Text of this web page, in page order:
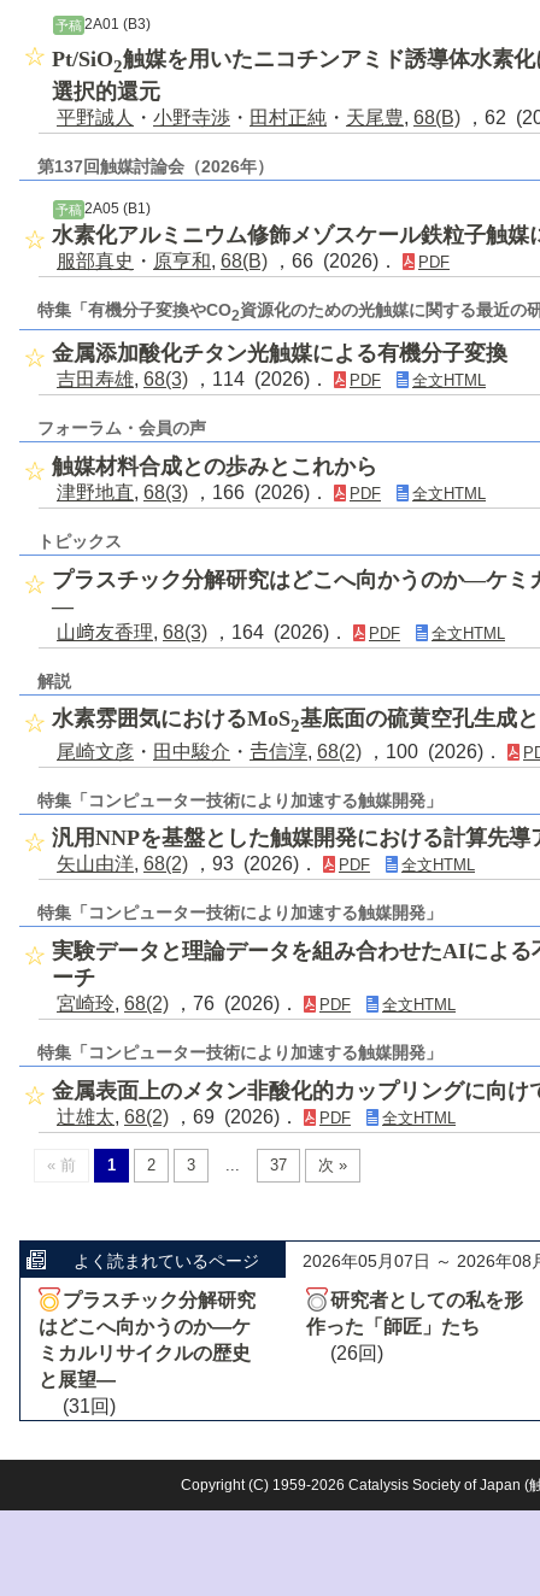
予稿 2A01 (B3)
Pt/SiO2触媒を用いたニコチンアミド誘導体水素
選択的還元
平野誠人 ・ 小野寺渉 ・ 田村正純 ・ 天尾豊, 68(B) ，62
第137回触媒討論会（2026年）
予稿2A05 (B1)
水素化アルミニウム修飾メゾスケール鉄粒子触媒
服部真史 ・ 原亨和, 68(B) ，66 (2026)． PDF
特集「有機分子変換やCO2資源化のための光触媒に関する最近の
金属添加酸化チタン光触媒による有機分子変換
吉田寿雄, 68(3) ，114 (2026)． PDF 全文HTML
フォーラム・会員の声
触媒材料合成との歩みとこれから
津野地直, 68(3) ，166 (2026)． PDF 全文HTML
トピックス
プラスチック分解研究はどこへ向かうのか―ケミ
―
山﨑友香理, 68(3) ，164 (2026)． PDF 全文HTML
解説
水素雰囲気におけるMoS2基底面の硫黄空孔生成
尾崎文彦 ・ 田中駿介 ・ 𠮷信淳, 68(2) ，100 (2026)．
特集「コンピューター技術により加速する触媒開発」
汎用NNPを基盤とした触媒開発における計算先導
矢山由洋, 68(2) ，93 (2026)． PDF 全文HTML
特集「コンピューター技術により加速する触媒開発」
実験データと理論データを組み合わせたAIによ
ーチ
宮崎玲, 68(2) ，76 (2026)． PDF 全文HTML
特集「コンピューター技術により加速する触媒開発」
金属表面上のメタン非酸化的カップリングに向け
辻雄太, 68(2) ，69 (2026)． PDF 全文HTML
« 前 1 2 3 37 次 »
よく読まれているページ 2026年05月07日 ～ 2026年08
プラスチック分解研究
はどこへ向かうのか―ケ
ミカルリサイクルの歴史
と展望―
(31回)
研究者としての私を形
作った「師匠」たち
(26回)
Copyright (C) 1959-2026 Catalysis Society of Japan (